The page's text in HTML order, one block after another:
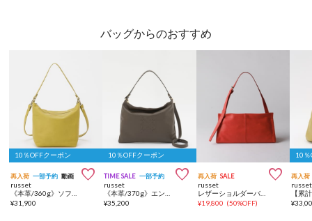
バッグからのおすすめ
10％OFFクーポン
再入荷 一部予約 動画 
russet
¥31,900
10％OFFクーポン
TIME SALE 一部予約 
russet
¥35,200
再入荷 SALE 
russet
レザーショルダーバッグ
¥19,800 (50%OFF)
10％
再入荷
russet
¥